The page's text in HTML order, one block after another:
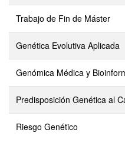
Trabajo de Fin de Máster
Genética Evolutiva Aplicada
Genómica Médica y
Predisposición Genética al
Riesgo Genético